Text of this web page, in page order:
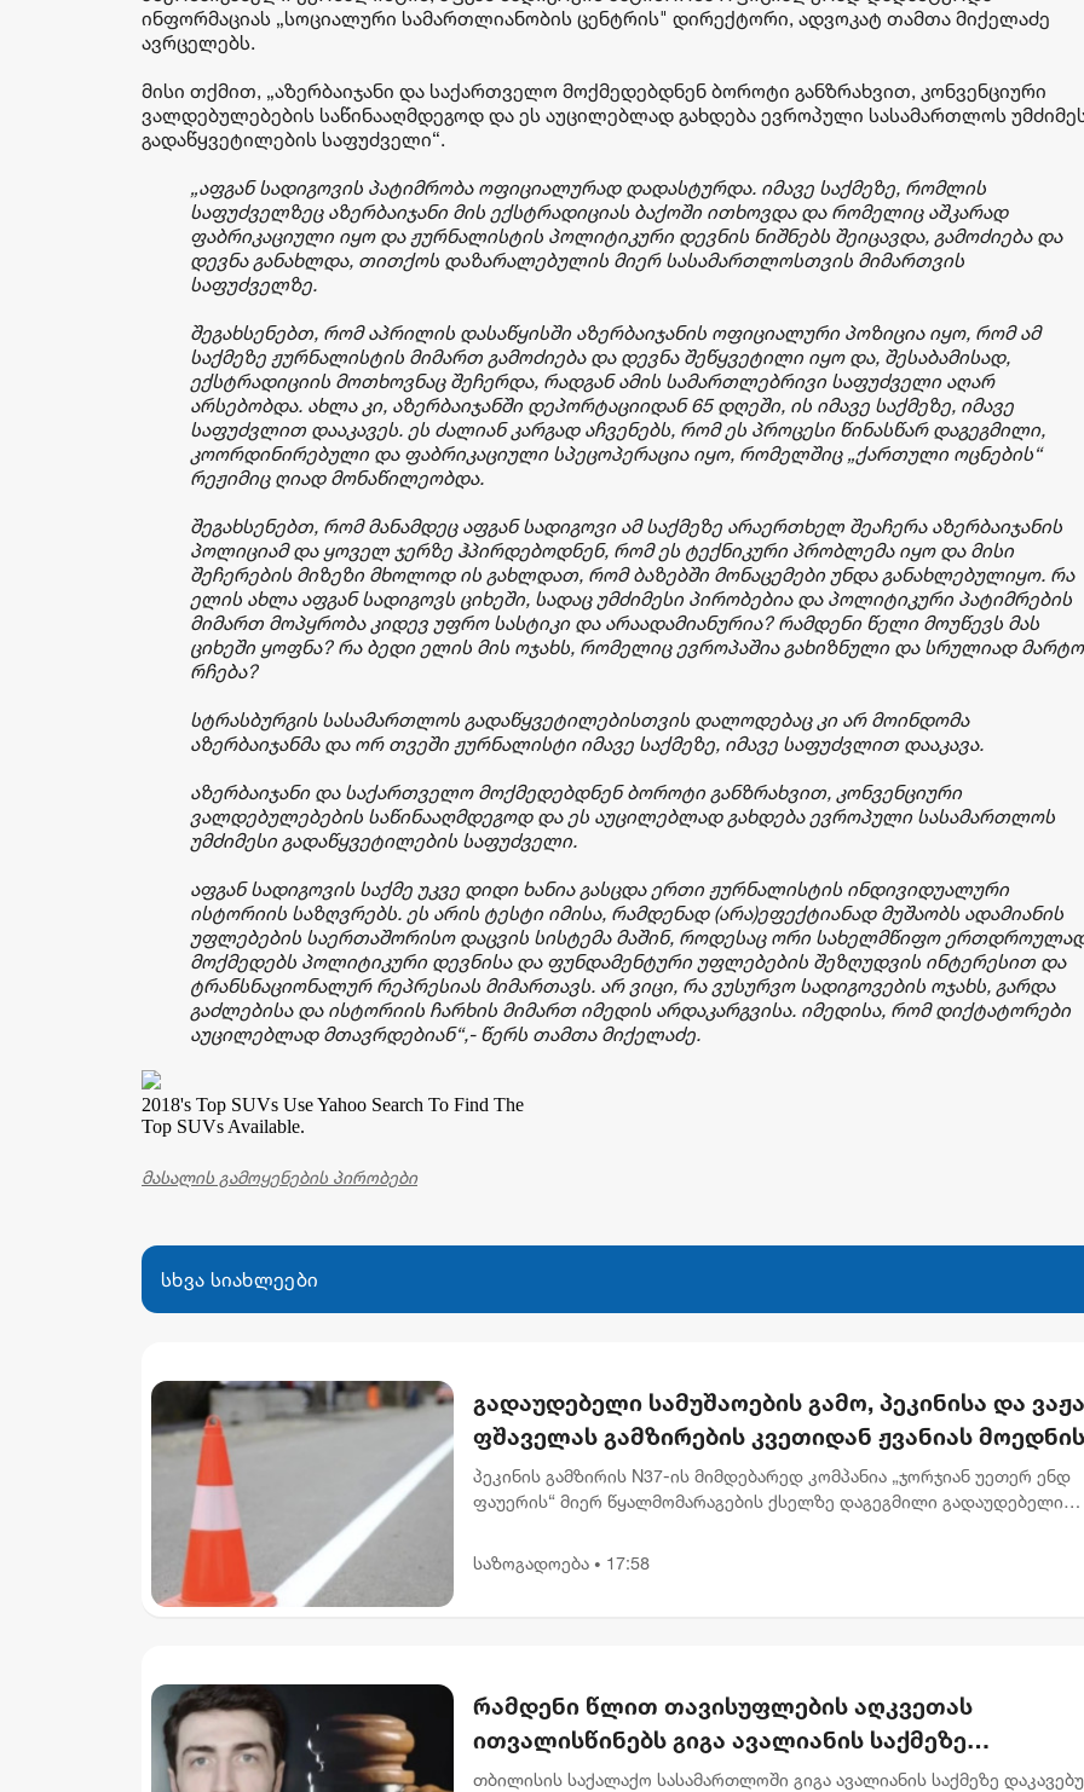
ინფორმაციას „სოციალური სამართლიანობის ცენტრის" დირექტორი, ადვოკატ თამთა მიქელაძე
ავრცელებს.
მისი თქმით, „აზერბაიჯანი და საქართველო მოქმედებდნენ ბოროტი განზრახვით, კონვენციური
ვალდებულებების საწინააღმდეგოდ და ეს აუცილებლად გახდება ევროპული სასამართლოს
გადაწყვეტილების საფუძველი“.
„აფგან სადიგოვის პატიმრობა ოფიციალურად დადასტურდა. იმავე საქმეზე, რომლის
საფუძველზეც აზერბაიჯანი მის ექსტრადიციას ბაქოში ითხოვდა და რომელიც აშკარად
ფაბრიკაციული იყო და ჟურნალისტის პოლიტიკური დევნის ნიშნებს შეიცავდა, გამოძიება და
დევნა განახლდა, თითქოს დაზარალებულის მიერ სასამართლოსთვის მიმართვის
საფუძველზე.
შეგახსენებთ, რომ აპრილის დასაწყისში აზერბაიჯანის ოფიციალური პოზიცია იყო, რომ ამ
საქმეზე ჟურნალისტის მიმართ გამოძიება და დევნა შეწყვეტილი იყო და, შესაბამისად,
ექსტრადიციის მოთხოვნაც შეჩერდა, რადგან ამის სამართლებრივი საფუძველი აღარ
არსებობდა. ახლა კი, აზერბაიჯანში დეპორტაციიდან 65 დღეში, ის იმავე საქმეზე, იმავე
საფუძვლით დააკავეს. ეს ძალიან კარგად აჩვენებს, რომ ეს პროცესი წინასწარ დაგეგმილი,
კოორდინირებული და ფაბრიკაციული სპეცოპერაცია იყო, რომელშიც „ქართული ოცნების“
რეჟიმიც ღიად მონაწილეობდა.
შეგახსენებთ, რომ მანამდეც აფგან სადიგოვი ამ საქმეზე არაერთხელ შეაჩერა აზერბაიჯანის
პოლიციამ და ყოველ ჯერზე ჰპირდებოდნენ, რომ ეს ტექნიკური პრობლემა იყო და მისი
შეჩერების მიზეზი მხოლოდ ის გახლდათ, რომ ბაზებში მონაცემები უნდა განახლებულიყო. რა
ელის ახლა აფგან სადიგოვს ციხეში, სადაც უმძიმესი პირობებია და პოლიტიკური პატიმრების
მიმართ მოპყრობა კიდევ უფრო სასტიკი და არაადამიანურია? რამდენი წელი მოუწევს მას
ციხეში ყოფნა? რა ბედი ელის მის ოჯახს, რომელიც ევროპაშია გახიზნული და სრულიად მარტო
რჩება?
სტრასბურგის სასამართლოს გადაწყვეტილებისთვის დალოდებაც კი არ მოინდომა
აზერბაიჯანმა და ორ თვეში ჟურნალისტი იმავე საქმეზე, იმავე საფუძვლით დააკავა.
აზერბაიჯანი და საქართველო მოქმედებდნენ ბოროტი განზრახვით, კონვენციური
ვალდებულებების საწინააღმდეგოდ და ეს აუცილებლად გახდება ევროპული სასამართლოს
უმძიმესი გადაწყვეტილების საფუძველი.
აფგან სადიგოვის საქმე უკვე დიდი ხანია გასცდა ერთი ჟურნალისტის ინდივიდუალური
ისტორიის საზღვრებს. ეს არის ტესტი იმისა, რამდენად (არა)ეფექტიანად მუშაობს ადამიანის
უფლებების საერთაშორისო დაცვის სისტემა მაშინ, როდესაც ორი სახელმწიფო
მოქმედებს პოლიტიკური დევნისა და ფუნდამენტური უფლებების შეზღუდვის ინტერესით და
ტრანსნაციონალურ რეპრესიას მიმართავს. არ ვიცი, რა ვუსურვო სადიგოვების ოჯახს, გარდა
გაძლებისა და ისტორიის ჩარხის მიმართ იმედის არდაკარგვისა. იმედისა, რომ დიქტატორები
აუცილებლად მთავრდებიან“,- წერს თამთა მიქელაძე.
2018's Top SUVs Use Yahoo Search To Find The
Top SUVs Available.
მასალის გამოყენების პირობები
სხვა სიახლეები
გადაუდებელი სამუშაოების გამო, პეკინისა და
ფშაველას გამზირების კვეთიდან ჟვანიას მოედნის
მიმართულებით მოძრაობა დროებით შეიზღუდება
პეკინის გამზირის N37-ის მიმდებარედ კომპანია „ჯორჯიან უეთერ ენდ
ფაუერის“ მიერ წყალმომარაგების ქსელზე დაგეგმილი გადაუდებელი
გამზირის ნ...
საზოგადოება • 17:58
რამდენი წლით თავისუფლების აღკვეთას
ითვალისწინებს გიგა ავალიანის საქმეზე
არასრულწლოვნებისთვის წაყენებული ბრალდება
თბილისის საქალაქო სასამართლოში გიგა ავალიანის საქმეზე